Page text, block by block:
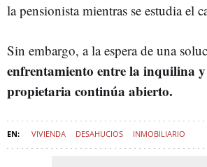
la pensionista mientras se estudia el
Sin embargo, a la espera de una
enfrentamiento entre la inquilina y
propietaria continúa abierto.
VIVIENDA DESAHUCIOS INMOBILIARIO